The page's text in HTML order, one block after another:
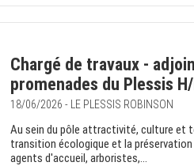
Chargé de travaux -
promenades du Plessis
18/06/2026 - LE PLESSIS ROBINSON
Au sein du pôle attractivité, culture et
transition écologique et la
agents d'accueil, arboristes,...